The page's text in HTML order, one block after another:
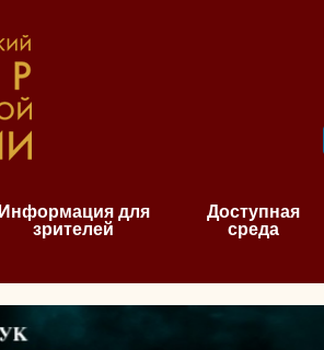
Информация для
зрителей
Доступная
среда